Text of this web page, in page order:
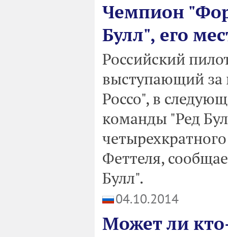
Чемпион
Булл", его
Российский
выступающий
Россо", в
команды "Ред
Феттеля,
Булл".
04.10.2014
Может ли